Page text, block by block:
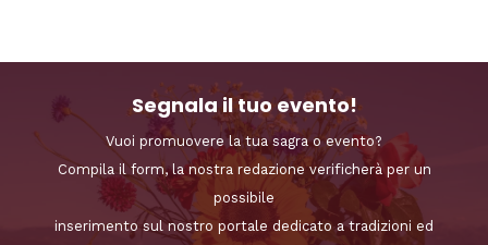
Segnala il tuo evento!
Vuoi promuovere la tua sagra o evento?
Compila il form, la nostra redazione verificherà per un
possibile
inserimento sul nostro portale dedicato a tradizioni ed